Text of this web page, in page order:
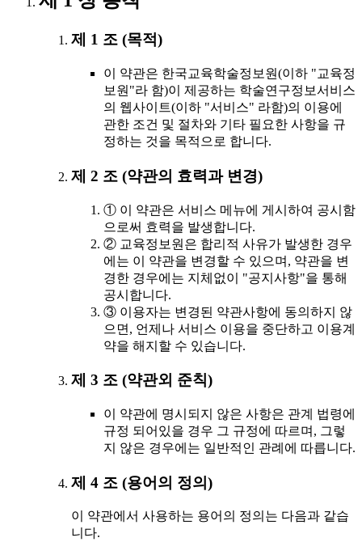
제 1 조 (목적)
이 약관은 한국교육학술정보원(이하 "교육정
보원"라 함)이 제공하는 학술연구정보서비스
의 웹사이트(이하 "서비스" 라함)의 이용에
관한 조건 및 절차와 기타 필요한 사항을 규
정하는 것을 목적으로 합니다.
제 2 조 (약관의 효력과 변경)
① 이 약관은 서비스 메뉴에 게시하여 공시함
으로써 효력을 발생합니다.
② 교육정보원은 합리적 사유가 발생한 경우
에는 이 약관을 변경할 수 있으며, 약관을 변
경한 경우에는 지체없이 "공지사항"을 통해
공시합니다.
③ 이용자는 변경된 약관사항에 동의하지 않
으면, 언제나 서비스 이용을 중단하고 이용계
약을 해지할 수 있습니다.
제 3 조 (약관외 준칙)
이 약관에 명시되지 않은 사항은 관계 법령에
규정 되어있을 경우 그 규정에 따르며, 그렇
지 않은 경우에는 일반적인 관례에 따릅니다.
제 4 조 (용어의 정의)
이 약관에서 사용하는 용어의 정의는 다음과 같습
니다.